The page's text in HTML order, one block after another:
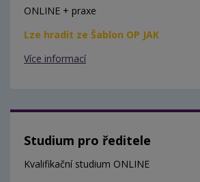
ONLINE + praxe
Lze hradit ze Šablon OP JAK
Více informací
Studium pro ředitele
Kvalifikační studium ONLINE